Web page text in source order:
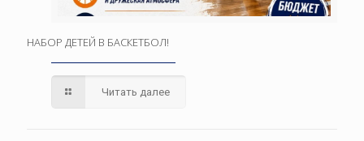
НАБОР ДЕТЕЙ В БАСКЕТБОЛ!
Читать далее